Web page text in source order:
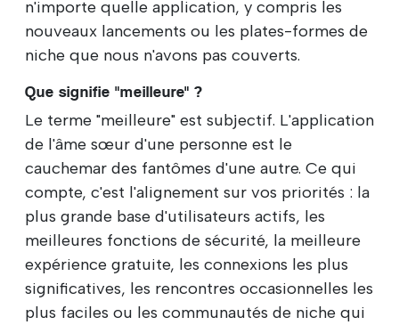
n'importe quelle application, y compris les
nouveaux lancements ou les plates-formes de
niche que nous n'avons pas couverts.
Que signifie "meilleure" ?
Le terme "meilleure" est subjectif. L'application
de l'âme sœur d'une personne est le
cauchemar des fantômes d'une autre. Ce qui
compte, c'est l'alignement sur vos priorités : la
plus grande base d'utilisateurs actifs, les
meilleures fonctions de sécurité, la meilleure
expérience gratuite, les connexions les plus
significatives, les rencontres occasionnelles les
plus faciles ou les communautés de niche qui